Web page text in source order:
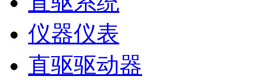
仪器仪表
直驱驱动器